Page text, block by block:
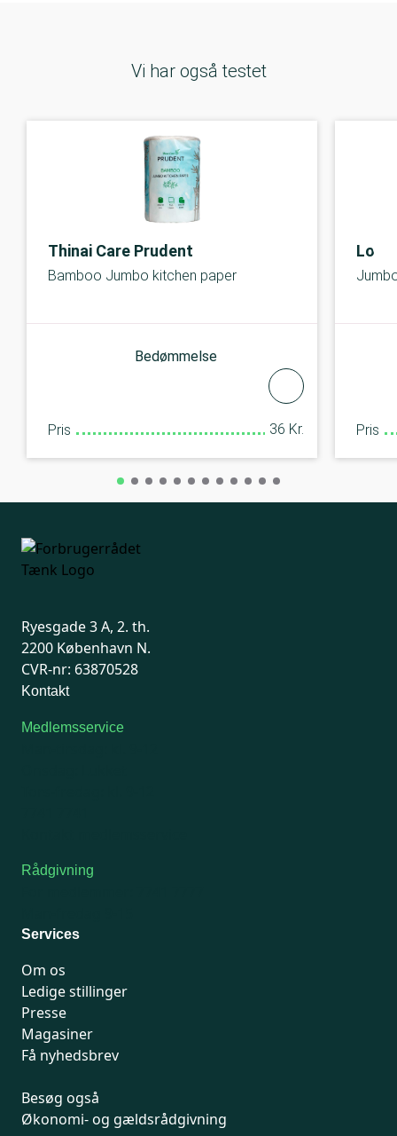
Vi har også testet
Thinai Care Prudent
Bamboo Jumbo kitchen paper
Bedømmelse
Pris 36 Kr. Pris
Ryesgade 3 A, 2. th.
2200 København N.
CVR-nr: 63870528
Kontakt
Medlemsservice
Rådgivning
Services
Om os
Ledige stillinger
Presse
Magasiner
Få nyhedsbrev
Besøg også
Økonomi- og gældsrådgivning